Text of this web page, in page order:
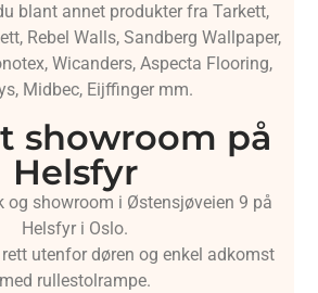
blant annet produkter fra Tarkett,
Rebel Walls, Sandberg Wallpaper,
Wicanders, Aspecta Flooring,
Midbec, Eijffinger mm.
showroom på
Helsfyr
og showroom i Østensjøveien 9 på
Helsfyr i Oslo.
utenfor døren og enkel adkomst
med rullestolrampe.